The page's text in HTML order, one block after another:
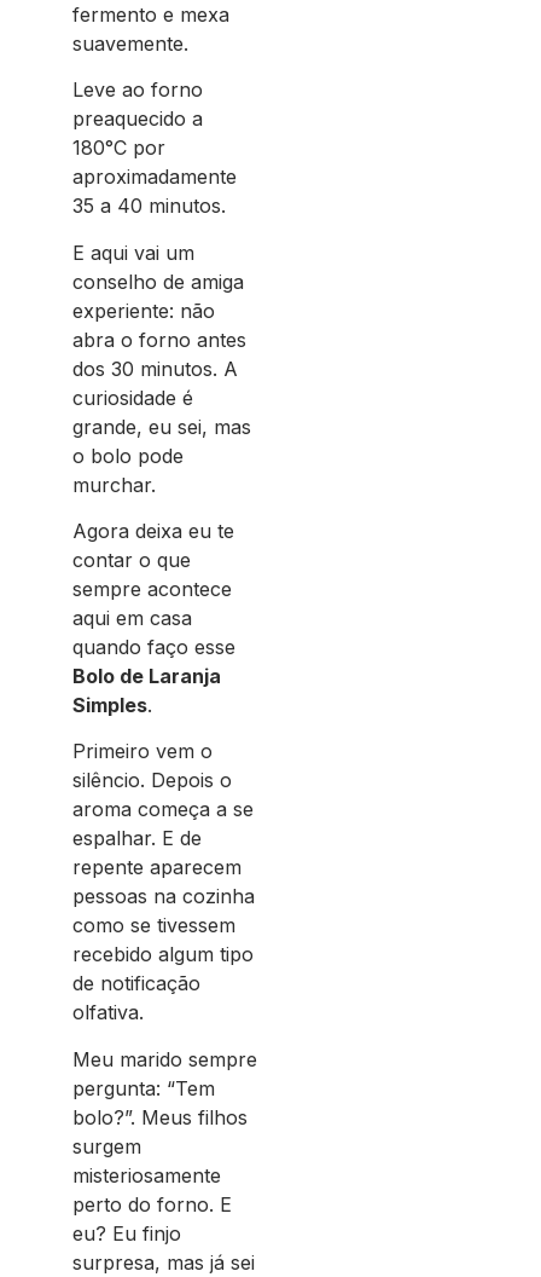
fermento e mexa
suavemente.
Leve ao forno
preaquecido a
180°C por
aproximadamente
35 a 40 minutos.
E aqui vai um
conselho de amiga
experiente: não
abra o forno antes
dos 30 minutos. A
curiosidade é
grande, eu sei, mas
o bolo pode
murchar.
Agora deixa eu te
contar o que
sempre acontece
aqui em casa
quando faço esse
Bolo de Laranja
Simples.
Primeiro vem o
silêncio. Depois o
aroma começa a se
espalhar. E de
repente aparecem
pessoas na cozinha
como se tivessem
recebido algum tipo
de notificação
olfativa.
Meu marido sempre
pergunta: “Tem
bolo?”. Meus filhos
surgem
misteriosamente
perto do forno. E
eu? Eu finjo
surpresa, mas já sei